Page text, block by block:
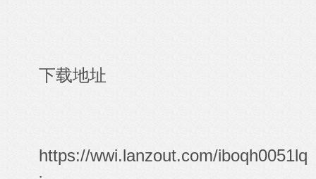
下载地址
https://wwi.lanzout.com/iboqh0051lq